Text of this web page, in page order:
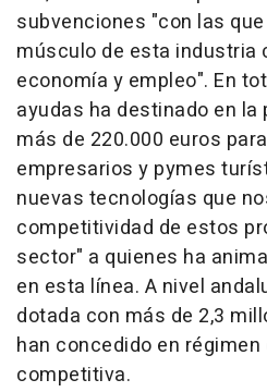
subvenciones "con las
músculo de esta industria
economía y empleo". En
ayudas ha destinado en la
más de 220.000 euros
empresarios y pymes
nuevas tecnologías que
competitividad de estos
sector" a quienes ha
en esta línea. A nivel
dotada con más de 2,3
han concedido en
competitiva.